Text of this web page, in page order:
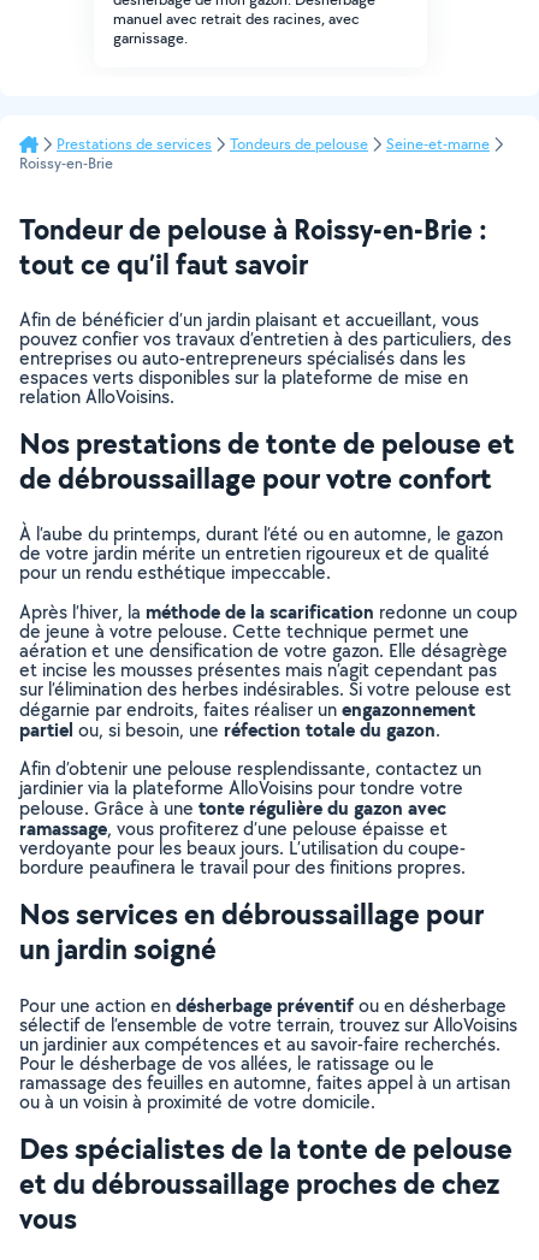
manuel avec retrait des racines, avec
garnissage.
Prestations de services Tondeurs de pelouse
Seine-et-marne
Roissy-en-Brie
Tondeur de pelouse à Roissy-en-Brie :
tout ce qu’il faut savoir
Afin de bénéficier d’un jardin plaisant et accueillant, vous
pouvez confier vos travaux d’entretien à des particuliers, des
entreprises ou auto-entrepreneurs spécialisés dans les
espaces verts disponibles sur la plateforme de mise en
relation AlloVoisins.
Nos prestations de tonte de pelouse et
de débroussaillage pour votre confort
À l’aube du printemps, durant l’été ou en automne, le gazon
de votre jardin mérite un entretien rigoureux et de qualité
pour un rendu esthétique impeccable.
Après l’hiver, la méthode de la scarification redonne un coup
de jeune à votre pelouse. Cette technique permet une
aération et une densification de votre gazon. Elle désagrège
et incise les mousses présentes mais n’agit cependant pas
sur l’élimination des herbes indésirables. Si votre pelouse est
dégarnie par endroits, faites réaliser unengazonnement
partiel ou, si besoin, une réfection totale du gazon.
Afin d’obtenir une pelouse resplendissante, contactez un
jardinier via la plateforme AlloVoisins pour tondre votre
pelouse. Grâce à une tonte régulière du gazon avec
ramassage, vous profiterez d’une pelouse épaisse et
verdoyante pour les beaux jours. L’utilisation du coupe-
bordure peaufinera le travail pour des finitions propres.
Nos services en débroussaillage pour
un jardin soigné
Pour une action endésherbage préventifou en désherbage
sélectif de l’ensemble de votre terrain, trouvez sur AlloVoisins
un jardinier aux compétences et au savoir-faire recherchés.
Pour le désherbage de vos allées, le ratissage ou le
ramassage des feuilles en automne, faites appel à un artisan
ou à un voisin à proximité de votre domicile.
Des spécialistes de la tonte de pelouse
et du débroussaillage proches de chez
vous